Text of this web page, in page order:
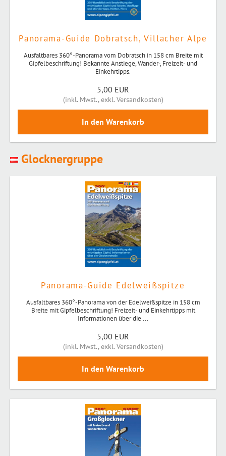
Panorama-Guide Dobratsch, Villacher Alpe
Ausfaltbares 360°-Panorama vom Dobratsch in 158 cm Breite mit
Gipfelbeschriftung! Bekannte Anstiege, Wander-, Freizeit- und
Einkehrtipps.
5,00 EUR
(inkl. Mwst.,exkl. Versandkosten)
Glocknergruppe
Panorama-Guide Edelweißspitze
Ausfaltbares 360°-Panorama von der Edelweißspitze in 158 cm
Breite mit Gipfelbeschriftung! Freizeit- und Einkehrtipps mit
Informationen über die ...
5,00 EUR
(inkl. Mwst.,exkl. Versandkosten)